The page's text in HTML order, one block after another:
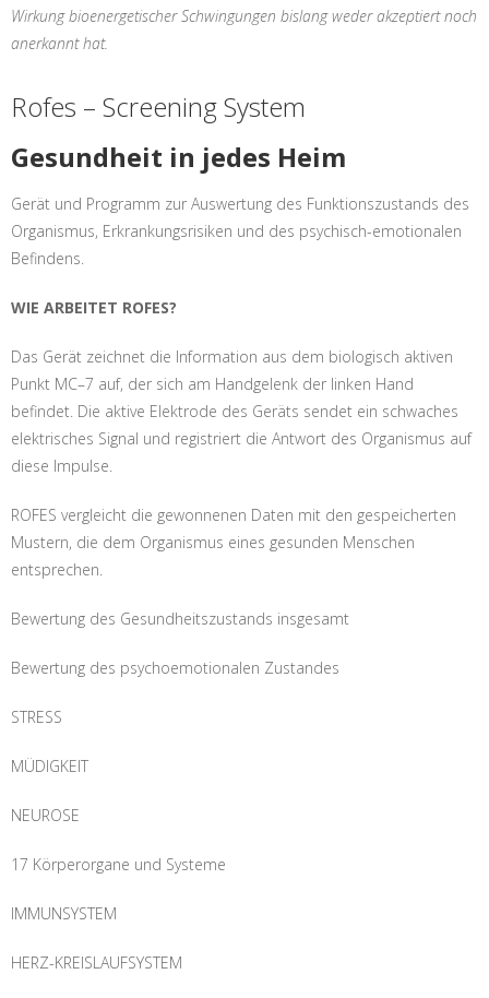
Wirkung bioenergetischer Schwingungen bislang weder akzeptiert noch
anerkannt hat.
Rofes – Screening System
Gesundheit in jedes Heim
Gerät und Programm zur Auswertung des Funktionszustands des
Organismus, Erkrankungsrisiken und des psychisch-emotionalen
Befindens.
WIE ARBEITET ROFES?
Das Gerät zeichnet die Information aus dem biologisch aktiven
Punkt MC–7 auf, der sich am Handgelenk der linken Hand
befindet. Die aktive Elektrode des Geräts sendet ein schwaches
elektrisches Signal und registriert die Antwort des Organismus auf
diese Impulse.
ROFES vergleicht die gewonnenen Daten mit den gespeicherten
Mustern, die dem Organismus eines gesunden Menschen
entsprechen.
Bewertung des Gesundheitszustands insgesamt
Bewertung des psychoemotionalen Zustandes
STRESS
MÜDIGKEIT
NEUROSE
17 Körperorgane und Systeme
IMMUNSYSTEM
HERZ-KREISLAUFSYSTEM